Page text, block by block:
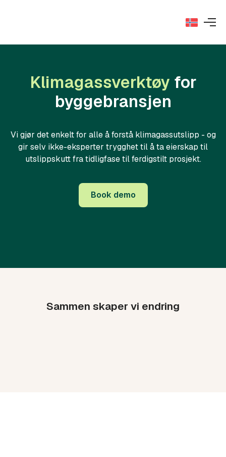
Klimagassverktøy for
byggebransjen
Vi gjør det enkelt for alle å forstå klimagassutslipp - og
gir selv ikke-eksperter trygghet til å ta eierskap til
utslippskutt fra tidligfase til ferdigstilt prosjekt.
Book demo
Sammen skaper vi endring